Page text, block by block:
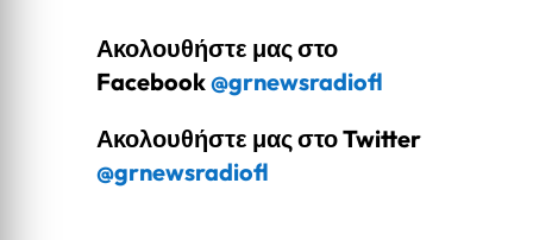
Ακολουθήστε μας στο
Facebook@grnewsradiofl
Ακολουθήστε μας στο Twitter
@grnewsradiofl